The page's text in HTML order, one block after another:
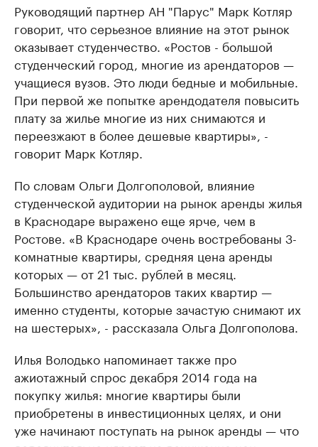
Руководящий партнер АН "Парус" Марк Котляр
говорит, что серьезное влияние на этот рынок
оказывает студенчество. «Ростов - большой
студенческий город, многие из арендаторов —
учащиеся вузов. Это люди бедные и мобильные.
При первой же попытке арендодателя повысить
плату за жилье многие из них снимаются и
переезжают в более дешевые квартиры», -
говорит Марк Котляр.
По словам Ольги Долгополовой, влияние
студенческой аудитории на рынок аренды жилья
в Краснодаре выражено еще ярче, чем в
Ростове. «В Краснодаре очень востребованы 3-
комнатные квартиры, средняя цена аренды
которых — от 21 тыс. рублей в месяц.
Большинство арендаторов таких квартир —
именно студенты, которые зачастую снимают их
на шестерых», - рассказала Ольга Долгополова.
Илья Володько напоминает также про
ажиотажный спрос декабря 2014 года на
покупку жилья: многие квартиры были
приобретены в инвестиционных целях, и они
уже начинают поступать на рынок аренды — что